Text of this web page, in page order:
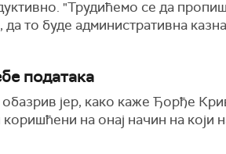
"Трудићемо се да
то буде административна
података
јер, како каже Ђорђе
на онај начин на који